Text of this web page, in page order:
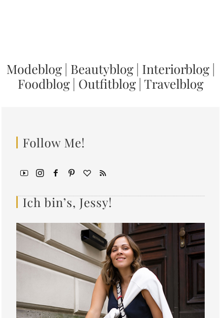
Modeblog| Beautyblog| Interiorblog|
Foodblog| Outfitblog| Travelblog
Follow Me!
Ich bin’s, Jessy!